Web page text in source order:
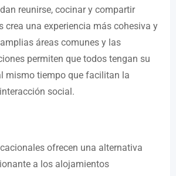
reunirse, cocinar y compartir
crea una experiencia más cohesiva y
áreas comunes y las
permiten que todos tengan su
mismo tiempo que facilitan la
social.
ofrecen una alternativa
a los alojamientos